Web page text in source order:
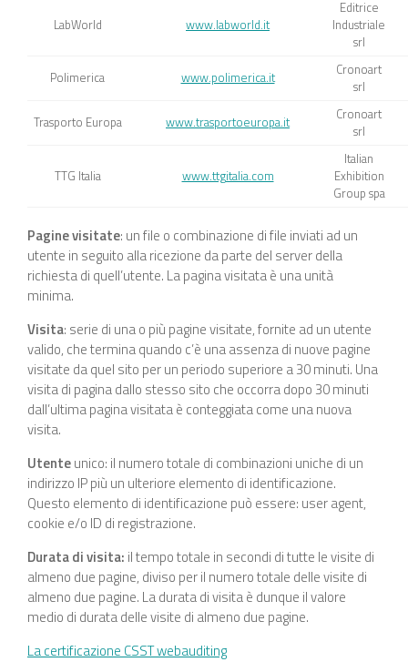
LabWorld www.labworld.it
Editrice
Industriale
srl
Polimerica
www.polimerica.it
Cronoart
srl
Trasporto Europa
www.trasportoeuropa.it
Cronoart
srl
TTG Italia www.ttgitalia.com
Italian
Exhibition
Group spa
Pagine visitate: un file o combinazione di file inviati ad un
utente in seguito alla ricezione da parte del server della
richiesta di quell’utente. La pagina visitata è una unità
minima.
Visita: serie di una o più pagine visitate, fornite ad un utente
valido, che termina quando c’è una assenza di nuove pagine
visitate da quel sito per un periodo superiore a 30 minuti. Una
visita di pagina dallo stesso sito che occorra dopo 30 minuti
dall’ultima pagina visitata è conteggiata come una nuova
visita.
Utenteunico: il numero totale di combinazioni uniche di un
indirizzo IP più un ulteriore elemento di identificazione.
Questo elemento di identificazione può essere: user agent,
cookie e/o ID di registrazione.
Durata di visita: il tempo totale in secondi di tutte le visite di
almeno due pagine, diviso per il numero totale delle visite di
almeno due pagine. La durata di visita è dunque il valore
medio di durata delle visite di almeno due pagine.
La certificazione CSST webauditing